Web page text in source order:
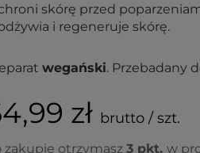
skórę przed
i regeneruje skórę.
wegański. Przebadany
zł brutto / szt.
zakupie otrzymasz 3 pkt. w